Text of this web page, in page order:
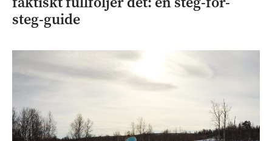
steg-guide